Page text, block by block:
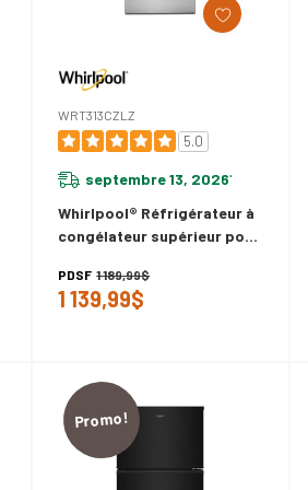
WRT313CZLZ
5.0
septembre 13, 2026*
Whirlpool® Réfrigérateur à
congélateur supérieur pour
12.9 pi cu WRT313CZLZ
PDSF 1 189,99$
1 139,99$
Promo!